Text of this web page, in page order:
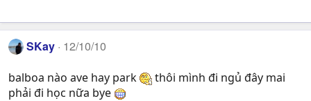
SKay 12/10/10
balboa nào ave hay park
thôi mình đi ngủ đây mai
phải đi học nữa bye